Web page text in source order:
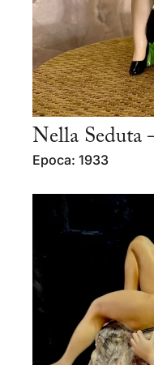
Nella Seduta
Epoca: 1933